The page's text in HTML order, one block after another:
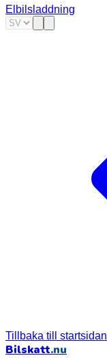
Elbilsladdning
Tillbaka till startsidan
Bilskatt.nu